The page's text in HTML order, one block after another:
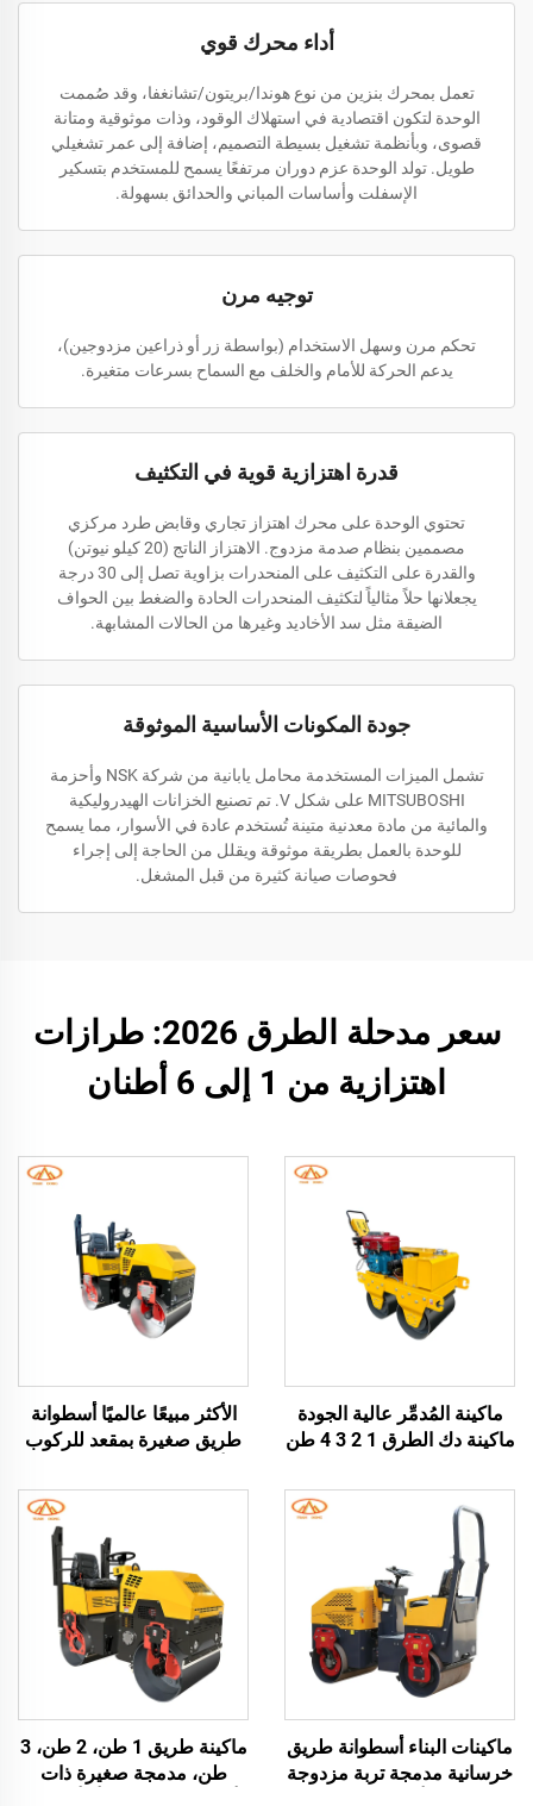
أداء محرك قوي
تعمل بمحرك بنزين من نوع هوندا/بريتون/تشانغفا، وقد صُممت
الوحدة لتكون اقتصادية في استهلاك الوقود، وذات موثوقية ومتانة
قصوى، وبأنظمة تشغيل بسيطة التصميم، إضافة إلى عمر تشغيلي
طويل. تولد الوحدة عزم دوران مرتفعًا يسمح للمستخدم بتسكير
الإسفلت وأساسات المباني والحدائق بسهولة.
توجيه مرن
تحكم مرن وسهل الاستخدام (بواسطة زر أو ذراعين مزدوجين)،
يدعم الحركة للأمام والخلف مع السماح بسرعات متغيرة.
قدرة اهتزازية قوية في التكثيف
تحتوي الوحدة على محرك اهتزاز تجاري وقابض طرد مركزي
مصممين بنظام صدمة مزدوج. الاهتزاز الناتج (20 كيلو نيوتن)
والقدرة على التكثيف على المنحدرات بزاوية تصل إلى 30 درجة
يجعلانها حلاً مثالياً لتكثيف المنحدرات الحادة والضغط بين الحواف
الضيقة مثل سد الأخاديد وغيرها من الحالات المشابهة.
جودة المكونات الأساسية الموثوقة
تشمل الميزات المستخدمة محامل يابانية من شركة NSK وأحزمة
MITSUBOSHI على شكل V. تم تصنيع الخزانات الهيدروليكية
والمائية من مادة معدنية متينة تُستخدم عادة في الأسوار، مما يسمح
للوحدة بالعمل بطريقة موثوقة ويقلل من الحاجة إلى إجراء
فحوصات صيانة كثيرة من قبل المشغل.
سعر مدحلة الطرق 2026: طرازات
اهتزازية من 1 إلى 6 أطنان
ماكينة المُدمِّر عالية الجودة
ماكينة دك الطرق 1 2 3 4 طن
الطرق الإسفلتية ماكينة البناء
الأكثر مبيعًا عالميًا أسطوانة
طريق صغيرة بمقعد للركوب
مزدوجة الأسطوانة ماكينات
طريق 1 طن 2 طن 3 طن
أسطوانات إسفلت للبيع
ماكينات البناء أسطوانة طريق
خرسانية مدمجة تربة مزدوجة
ماكينة طريق 1 طن، 2 طن، 3
طن، مدمجة صغيرة ذات